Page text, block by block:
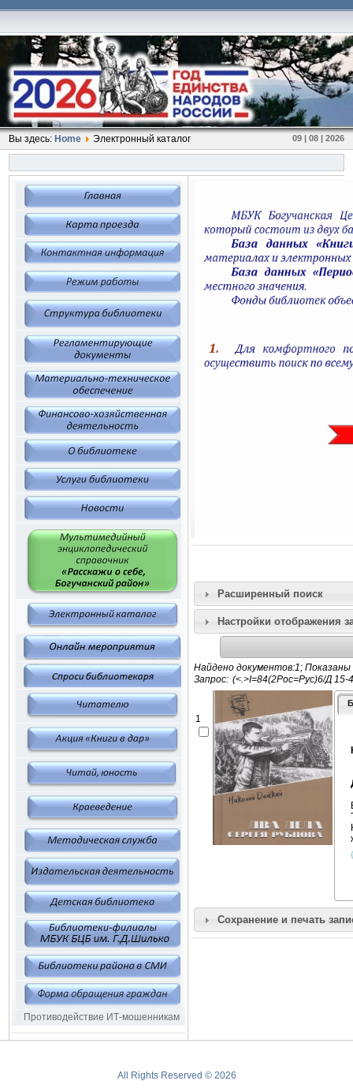
Вы здесь: Home Электронный каталог 09 | 08 | 2026
Противодействие ИТ-мошенникам
Расширенный поиск
Настройки отображения
Найдено документов:1;
Запрос:
1
Сохранение и печать
All Rights Reserved © 2026